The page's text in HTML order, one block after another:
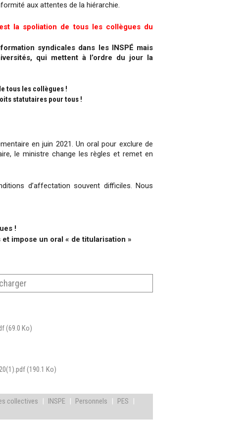
aux attentes de la hiérarchie.
la spoliation de tous les collègues du
syndicales dans les INSPÉ mais
qui mettent à l’ordre du jour la
tous les collègues !
statutaires pour tous !
en juin 2021. Un oral pour exclure de
le ministre change les règles et remet en
d’affectation souvent difficiles. Nous
!
impose un oral « de titularisation »
(69.0 Ko)
(190.1 Ko)
collectives | INSPE | Personnels | PES
|